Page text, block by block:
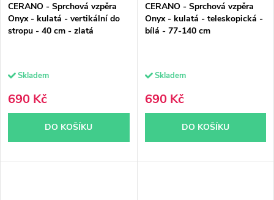
CERANO - Sprchová vzpěra
Onyx - kulatá - vertikální do
stropu - 40 cm - zlatá
Skladem
690 Kč
DO KOŠÍKU
CERANO - Sprchová vzpěra
Onyx - kulatá - teleskopická -
bílá - 77-140 cm
Skladem
690 Kč
DO KOŠÍKU